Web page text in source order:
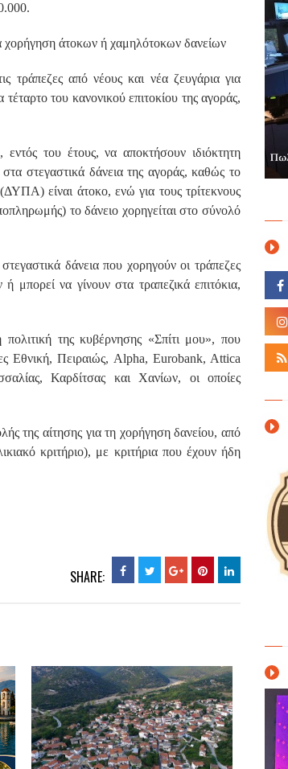
χορήγηση άτοκων ή χαμηλότοκων δανείων
τράπεζες από νέους και νέα ζευγάρια για
του κανονικού επιτοκίου της αγοράς,
του έτους, να αποκτήσουν ιδιόκτητη
στεγαστικά δάνεια της αγοράς, καθώς το
είναι άτοκο, ενώ για τους τρίτεκνους
το δάνειο χορηγείται στο σύνολό
δάνεια που χορηγούν οι τράπεζες
μπορεί να γίνουν στα τραπεζικά επιτόκια,
της κυβέρνησης «Σπίτι μου», που
Εθνική, Πειραιώς, Alpha, Eurobank, Attica
Καρδίτσας και Χανίων, οι οποίες
της αίτησης για τη χορήγηση δανείου, από
κριτήριο), με κριτήρια που έχουν ήδη
SHARE: